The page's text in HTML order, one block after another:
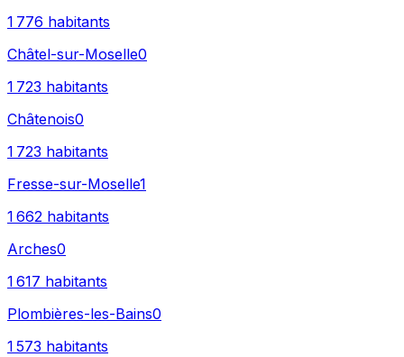
1 776 habitants
Châtel-sur-Moselle0
1 723 habitants
Châtenois0
1 723 habitants
Fresse-sur-Moselle1
1 662 habitants
Arches0
1 617 habitants
Plombières-les-Bains0
1 573 habitants